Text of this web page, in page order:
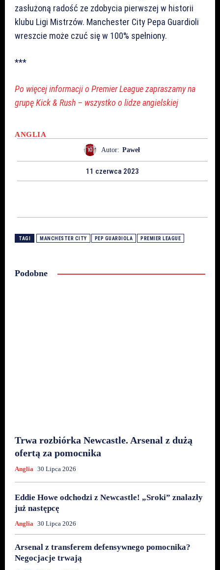
zasłużoną radość ze zdobycia pierwszej w historii
klubu Ligi Mistrzów. Manchester City Pepa Guardioli
wreszcie może czuć się w 100% spełniony.
***
Po więcej informacji o Premier League zapraszamy na
grupę Kick & Rush – wszystko o lidze angielskiej
ANGLIA
Autor: Paweł
11 czerwca 2023
TAGI MANCHESTER CITY PEP GUARDIOLA PREMIER LEAGUE
Podobne
Trwa rozbiórka Newcastle. Arsenal z dużą
ofertą za pomocnika
Anglia 30 Lipca 2026
Eddie Howe odchodzi z Newcastle! „Sroki” znalazły
już następcę
Anglia 30 Lipca 2026
Arsenal z transferem defensywnego pomocnika?
Negocjacje trwają